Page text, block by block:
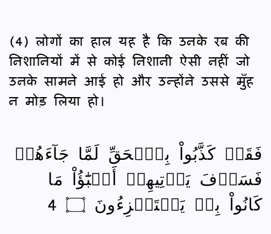
(4) लोगों का हाल यह है कि उनके रब की
निशानियों में से कोई निशानी ऐसी नहीं जो
उनके सामने आई हो और उन्होंने उससे मुँह
न मोड़ लिया हो।
فَقَدۡ كَذَّبُواْ بِٱلۡحَقِّ لَمَّا جَآءَهُمۡ
فَسَوۡفَ يَأۡتِيهِمۡ أَنۢبَٰٓؤُاْ مَا
كَانُواْ بِهٖ يَسۡتَهۡزِءُونَ ۝ 4